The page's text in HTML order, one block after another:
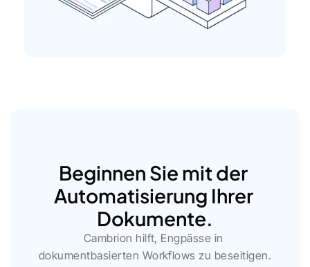
Beginnen Sie mit der
Automatisierung Ihrer
Dokumente.
Cambrion hilft, Engpässe in
dokumentbasierten Workflows zu beseitigen.